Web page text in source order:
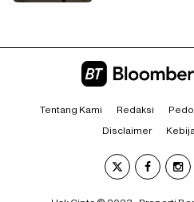
Tentang Kami Redaksi
Disclaimer